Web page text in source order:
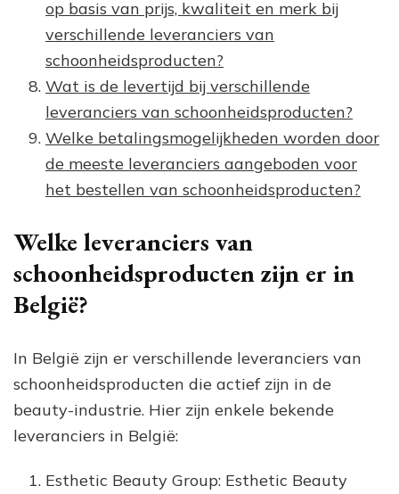
op basis van prijs, kwaliteit en merk bij
verschillende leveranciers van
schoonheidsproducten?
Wat is de levertijd bij verschillende
leveranciers van schoonheidsproducten?
Welke betalingsmogelijkheden worden door
de meeste leveranciers aangeboden voor
het bestellen van schoonheidsproducten?
Welke leveranciers van
schoonheidsproducten zijn er in
België?
In België zijn er verschillende leveranciers van
schoonheidsproducten die actief zijn in de
beauty-industrie. Hier zijn enkele bekende
leveranciers in België:
Esthetic Beauty Group: Esthetic Beauty